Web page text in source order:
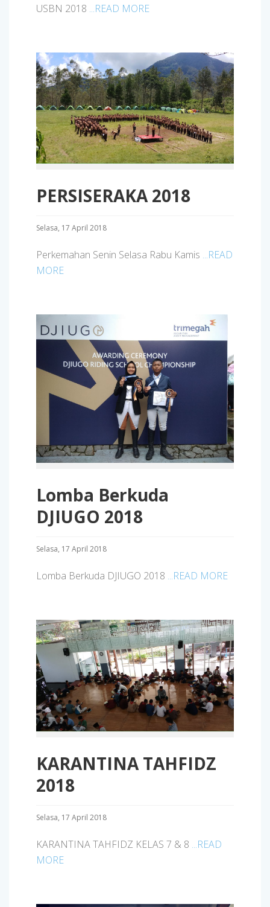
USBN 2018 ...READ MORE
PERSISERAKA 2018
Selasa, 17 April 2018
Perkemahan Senin Selasa Rabu Kamis ...READ
MORE
Lomba Berkuda
DJIUGO 2018
Selasa, 17 April 2018
Lomba Berkuda DJIUGO 2018 ...READ MORE
KARANTINA TAHFIDZ
2018
Selasa, 17 April 2018
KARANTINA TAHFIDZ KELAS 7 & 8 ...READ
MORE